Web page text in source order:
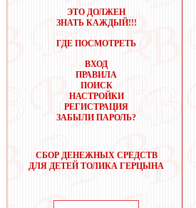
ЭТО ДОЛЖЕН
ЗНАТЬ КАЖДЫЙ!!!
ГДЕ ПОСМОТРЕТЬ
ВХОД
ПРАВИЛА
ПОИСК
НАСТРОЙКИ
РЕГИСТРАЦИЯ
ЗАБЫЛИ ПАРОЛЬ?
СБОР ДЕНЕЖНЫХ СРЕДСТВ
ДЛЯ ДЕТЕЙ ТОЛИКА ГЕРЦЫНА